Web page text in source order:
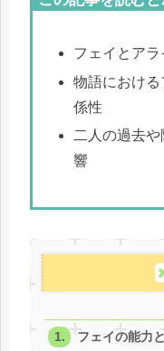
フェイとア
物語におけ
係性
二人の過去
響
フェイの能力